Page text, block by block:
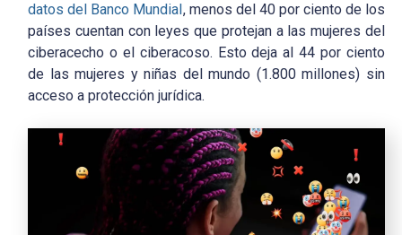
datos del Banco Mundial, menos del 40 por ciento de los
países cuentan con leyes que protejan a las mujeres del
ciberacecho o el ciberacoso. Esto deja al 44 por ciento
de las mujeres y niñas del mundo (1.800 millones) sin
acceso a protección jurídica.